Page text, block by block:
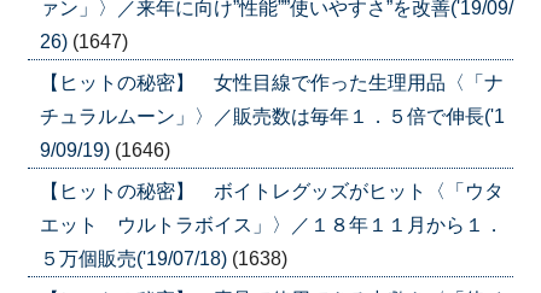
ァン」〉／来年に向け”性能””使いやすさ”を改善('19/09/
26) (1647)
【ヒットの秘密】 女性目線で作った生理用品〈「ナ
チュラルムーン」〉／販売数は毎年１．５倍で伸長('1
9/09/19) (1646)
【ヒットの秘密】 ボイトレグッズがヒット〈「ウタ
エット ウルトラボイス」〉／１８年１１月から１．
５万個販売('19/07/18) (1638)